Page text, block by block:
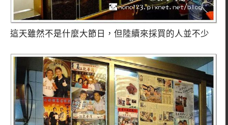
這天雖然不是什麼大節日，但陸續來採買的人並不少